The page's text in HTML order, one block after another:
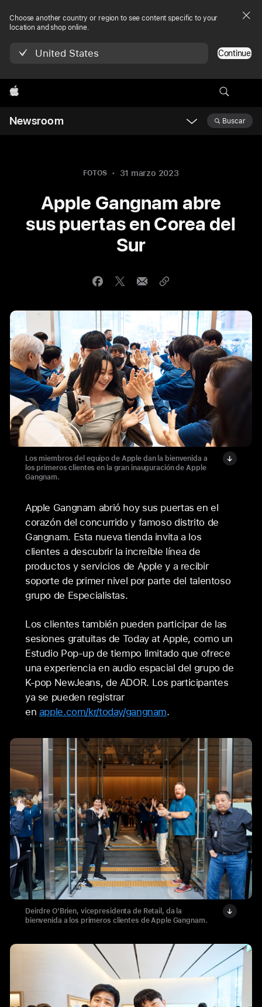
Choose another country or region to see content specific to your
location and shop online.
United States Continue
Apple
Newsroom Buscar
FOTOS 31 marzo 2023
Apple Gangnam abre
sus puertas en Corea del
Sur
Los miembros del equipo de Apple dan la bienvenida a
los primeros clientes en la gran inauguración de Apple
Gangnam.
Apple Gangnam abrió hoy sus puertas en el
corazón del concurrido y famoso distrito de
Gangnam. Esta nueva tienda invita a los
clientes a descubrir la increíble línea de
productos y servicios de Apple y a recibir
soporte de primer nivel por parte del talentoso
grupo de Especialistas.
Los clientes también pueden participar de las
sesiones gratuitas de Today at Apple, como un
Estudio Pop-up de tiempo limitado que ofrece
una experiencia en audio espacial del grupo de
K-pop NewJeans, de ADOR. Los participantes
ya se pueden registrar
en apple.com/kr/today/gangnam.
Deirdre O’Brien, vicepresidenta de Retail, da la
bienvenida a los primeros clientes de Apple Gangnam.